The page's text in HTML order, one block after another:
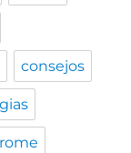
consejos